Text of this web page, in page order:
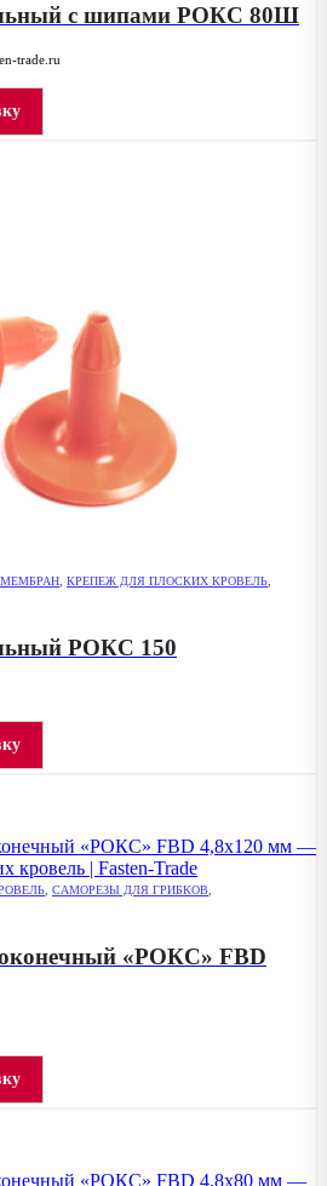
с шипами РОКС 80Ш
trade.ru
, КРЕПЕЖ ДЛЯ ПЛОСКИХ КРОВЕЛЬ,
РОКС 150
САМОРЕЗЫ ДЛЯ ГРИБКОВ
«РОКС» FBD